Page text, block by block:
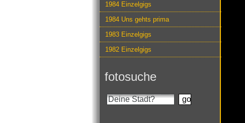
1984 Einzelgigs
1984 Uns gehts prima
1983 Einzelgigs
1982 Einzelgigs
fotosuche